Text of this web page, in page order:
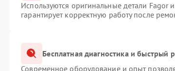
Используются оригинальные детали
гарантирует корректную работу после
Бесплатная диагностика и быстрый
Современное оборудование и опыт